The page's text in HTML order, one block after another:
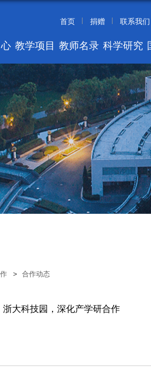
首页 捐赠 联系我们
教学项目 教师名录 科学研究
合作动态
大科技园，深化产学研合作